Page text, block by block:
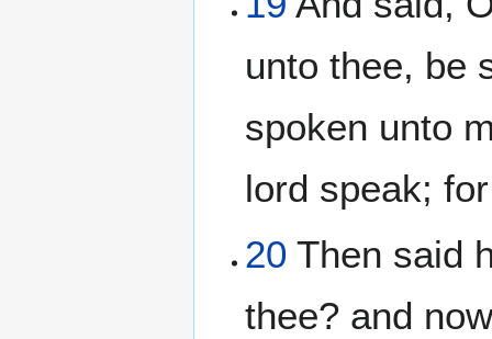
unto thee, be
spoken unto
lord speak;
20 Then said
thee? and